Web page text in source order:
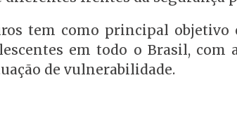
tem como principal
em todo o Brasil, com
de vulnerabilidade.